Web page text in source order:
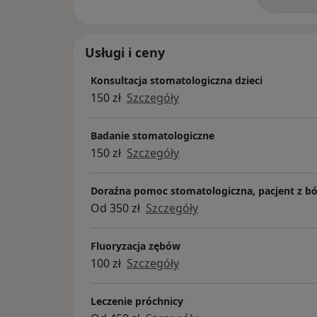
leczeniu pacjentów z różnymi problemami
Usługi i ceny
Konsultacja stomatologiczna dzieci
150 zł Szczegóły
Badanie stomatologiczne
150 zł Szczegóły
Doraźna pomoc stomatologiczna, pacjent z
Od 350 zł Szczegóły
Fluoryzacja zębów
100 zł Szczegóły
Leczenie próchnicy